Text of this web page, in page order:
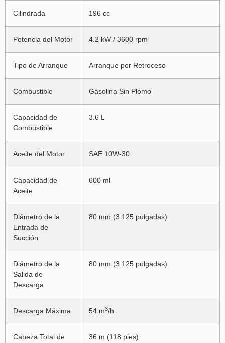
Cilindrada 196 cc
Potencia del Motor 4.2 kW / 3600 rpm
Tipo de Arranque Arranque por Retroceso
Combustible Gasolina Sin Plomo
Capacidad de
Combustible
3.6 L
Aceite del Motor SAE 10W-30
Capacidad de
Aceite
600 ml
Diámetro de la
Entrada de
Succión
80 mm (3.125 pulgadas)
Diámetro de la
Salida de
Descarga
80 mm (3.125 pulgadas)
Descarga Máxima 54 m3/h
Cabeza Total de
36 m (118 pies)